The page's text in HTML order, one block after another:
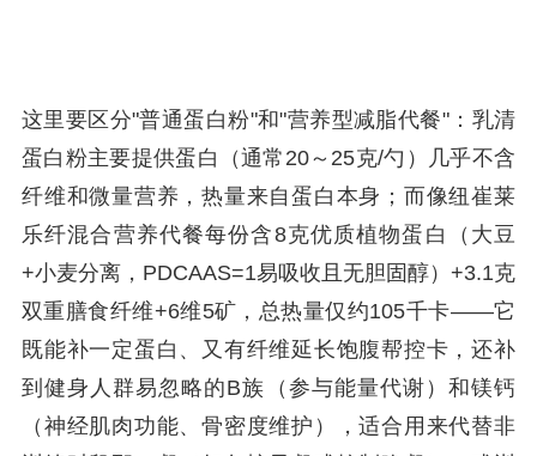
这里要区分"普通蛋白粉"和"营养型减脂代餐"：乳清
蛋白粉主要提供蛋白（通常20～25克/勺）几乎不含
纤维和微量营养，热量来自蛋白本身；而像纽崔莱
乐纤混合营养代餐每份含8克优质植物蛋白（大豆
+小麦分离，PDCAAS=1易吸收且无胆固醇）+3.1克
双重膳食纤维+6维5矿，总热量仅约105千卡——它
既能补一定蛋白、又有纤维延长饱腹帮控卡，还补
到健身人群易忽略的B族（参与能量代谢）和镁钙
（神经肌肉功能、骨密度维护），适合用来代替非